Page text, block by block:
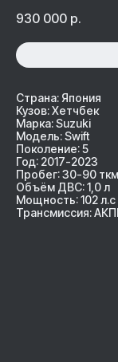
930 000 р.
Страна: Япония
Кузов: Хетчбек
Марка: Suzuki
Модель: Swift
Поколение: 5
Год: 2017-2023
Пробег: 30-90 ткм
Объём ДВС: 1,0 л
Мощность: 102 л.с
Трансмиссия: